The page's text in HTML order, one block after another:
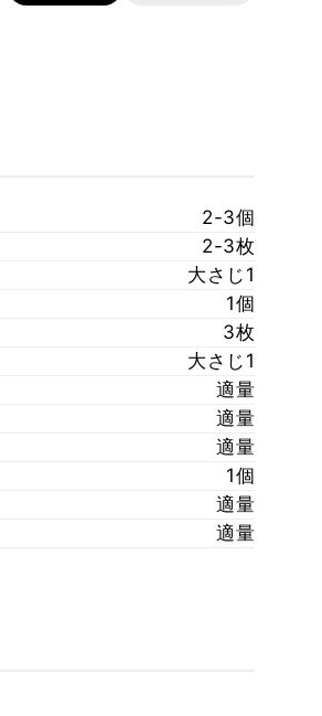
2-3個
2-3枚
大さじ1
1個
3枚
大さじ1
適量
適量
適量
1個
適量
適量